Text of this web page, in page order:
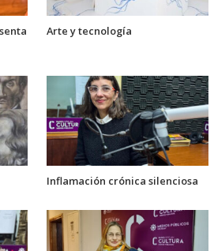
Arte y tecnología
Inflamación crónica silenciosa